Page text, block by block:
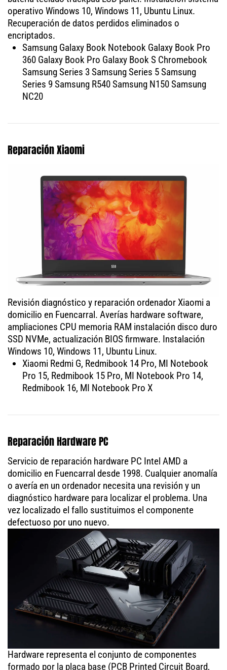
operativo Windows 10, Windows 11, Ubuntu Linux.
Recuperación de datos perdidos eliminados o
encriptados.
Samsung Galaxy Book Notebook Galaxy Book Pro
360 Galaxy Book Pro Galaxy Book S Chromebook
Samsung Series 3 Samsung Series 5 Samsung
Series 9 Samsung R540 Samsung N150 Samsung
NC20
Reparación Xiaomi
Revisión diagnóstico y reparación ordenador Xiaomi a
domicilio en Fuencarral. Averías hardware software,
ampliaciones CPU memoria RAM instalación disco duro
SSD NVMe, actualización BIOS firmware. Instalación
Windows 10, Windows 11, Ubuntu Linux.
Xiaomi Redmi G, Redmibook 14 Pro, MI Notebook
Pro 15, Redmibook 15 Pro, MI Notebook Pro 14,
Redmibook 16, MI Notebook Pro X
Reparación Hardware PC
Servicio de reparación hardware PC Intel AMD a
domicilio en Fuencarral desde 1998. Cualquier anomalía
o avería en un ordenador necesita una revisión y un
diagnóstico hardware para localizar el problema. Una
vez localizado el fallo sustituimos el componente
defectuoso por uno nuevo.
Hardware representa el conjunto de componentes
formado por la placa base (PCB Printed Circuit Board,